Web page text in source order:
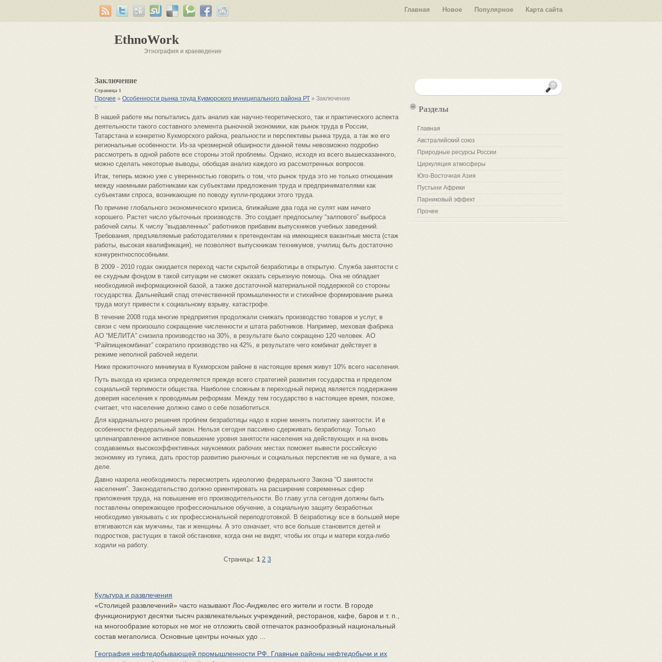
EthnoWork
Этнография и краеведение
Главная Новое Популярное Карта сайта
Заключение
Страница 1
Прочее » Особенности рынка труда Кукморского муниципального района РТ » Заключение
В нашей работе мы попытались дать анализ как научно-теоретического, так и практического аспекта
деятельности такого составного элемента рыночной экономики, как рынок труда в России,
Татарстана и конкретно Кукморского района, реальности и перспективы рынка труда, а так же его
региональные особенности. Из-за чрезмерной обширности данной темы невозможно подробно
рассмотреть в одной работе все стороны этой проблемы. Однако, исходя из всего вышесказанного,
можно сделать некоторые выводы, обобщая анализ каждого из рассмотренных вопросов.
Итак, теперь можно уже с уверенностью говорить о том, что рынок труда это не только отношения
между наемными работниками как субъектами предложения труда и предпринимателями как
субъектами спроса, возникающие по поводу купли-продажи этого труда.
По причине глобального экономического кризиса, ближайшие два года не сулят нам ничего
хорошего. Растет число убыточных производств. Это создает предпосылку “залпового” выброса
рабочей силы. К числу “выдавленных” работников прибавим выпускников учебных заведений.
Требования, предъявляемые работодателями к претендентам на имеющиеся вакантные места (стаж
работы, высокая квалификация), не позволяют выпускникам техникумов, училищ быть достаточно
конкурентноспособными.
В 2009 - 2010 годах ожидается переход части скрытой безработицы в открытую. Служба занятости с
ее скудным фондом в такой ситуации не сможет оказать серьезную помощь. Она не обладает
необходимой информационной базой, а также достаточной материальной поддержкой со стороны
государства. Дальнейший спад отечественной промышленности и стихийное формирование рынка
труда могут привести к социальному взрыву, катастрофе.
В течение 2008 года многие предприятия продолжали снижать производство товаров и услуг, в
связи с чем произошло сокращение численности и штата работников. Например, меховая фабрика
АО “МЕЛИТА” снизила производство на 30%, в результате было сокращено 120 человек. АО
“Райпищекомбинат” сократило производство на 42%, в результате чего комбинат действует в
режиме неполной рабочей недели.
Ниже прожиточного минимума в Кукморском районе в настоящее время живут 10% всего населения.
Путь выхода из кризиса определяется прежде всего стратегией развития государства и пределом
социальной терпимости общества. Наиболее сложным в переходный период является поддержание
доверия населения к проводимым реформам. Между тем государство в настоящее время, похоже,
считает, что население должно само о себе позаботиться.
Для кардинального решения проблем безработицы надо в корне менять политику занятости. И в
особенности федеральный закон. Нельзя сегодня пассивно сдерживать безработицу. Только
целенаправленное активное повышение уровня занятости населения на действующих и на вновь
создаваемых высокоэффективных наукоемких рабочих местах поможет вывести российскую
экономику из тупика, дать простор развитию рыночных и социальных перспектив не на бумаге, а на
деле.
Давно назрела необходимость пересмотреть идеологию федерального Закона “О занятости
населения”. Законодательство должно ориентировать на расширение современных сфер
приложения труда, на повышение его производительности. Во главу угла сегодня должны быть
поставлены опережающее профессиональное обучение, а социальную защиту безработных
необходимо увязывать с их профессиональной переподготовкой. В безработицу все в большей мере
втягиваются как мужчины, так и женщины. А это означает, что все больше становится детей и
подростков, растущих в такой обстановке, когда они не видят, чтобы их отцы и матери когда-либо
ходили на работу.
Страницы: 1 2 3
Культура и развлечения
«Столицей развлечений» часто называют Лос-Анджелес его жители и гости. В городе
функционируют десятки тысяч развлекательных учреждений, ресторанов, кафе, баров и т. п.,
на многообразие которых не мог не отложить свой отпечаток разнообразный национальный
состав мегаполиса. Основные центры ночных удо ...
География нефтедобывающей промышленности РФ. Главные районы нефтедобычи и их
Разделы
Главная
Австралийский союз
Природные ресурсы России
Циркуляция атмосферы
Юго-Восточная Азия
Пустыни Африки
Парниковый эффект
Прочее